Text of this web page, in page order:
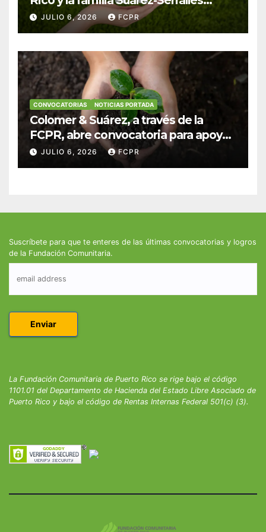
anuncian convocatoria para
fortalecer hogares y albergues
JULIO 6, 2026 FCPR
CONVOCATORIAS NOTICIAS PORTADA
Colomer & Suárez, a través de la
FCPR, abre convocatoria para apoyar
proyectos de seguridad alimentaria
JULIO 6, 2026 FCPR
Suscríbete para que te enteres de las últimas convocatorias y logros
de la Fundación Comunitaria.
La Fundación Comunitaria de Puerto Rico se rige bajo el código
1101.01 del Departamento de Hacienda del Estado Libre Asociado de
Puerto Rico y bajo el código de Rentas Internas Federal 501(c) (3).